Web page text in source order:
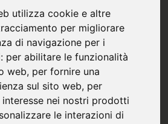
utilizza cookie e altre
per migliorare
di navigazione per i
per abilitare le funzionalità
web, per fornire una
sul sito web, per
nei nostri prodotti
le interazioni di